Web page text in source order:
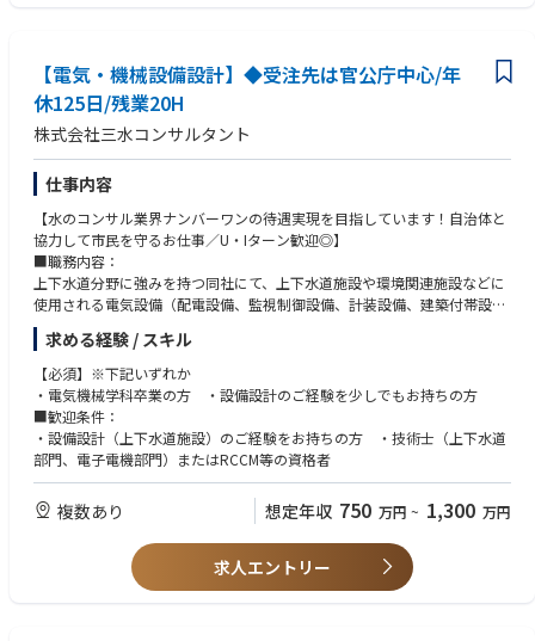
■同社について：
三水コンサルタントは50年以上、上水道・下水道・工業用水道の三つの水
に関する事業を展開しています。
「2025年日経コンストラクション」の建設コンサルタント部門売上高ラン
キング下水道部門、上水道部門でトップクラス！
また、女性の60％以上が技術職、2024年に続き2025年にも健康経営優良
法人継続認定済みと、働きやすさも自慢◎
・現場責任者として、品質管理、工程管理などを担っていただける方
【電気・機械設備設計】◆受注先は官公庁中心/年
休125日/残業20H
株式会社三水コンサルタント
仕事内容
【水のコンサル業界ナンバーワンの待遇実現を目指しています！自治体と
協力して市民を守るお仕事／U・Iターン歓迎◎】
■職務内容：
上下水道分野に強みを持つ同社にて、上下水道施設や環境関連施設などに
使用される電気設備（配電設備、監視制御設備、計装設備、建築付帯設備
等）、機械設備（空調、照明）の設計業務に携わっていただきます。
【具体的には】
・調査、診断
・法手続
・基本構想および基本計画策定
・基本設計、詳細設計 など
※新規案件が2割、既存案件が8割程度となります。
三水コンサルタントは50年以上、上水道・下水道・工業用水道の三つの水
に関する事業を展開しています。
「2025年日経コンストラクション」の建設コンサルタント部門売上高ラン
キング下水道部門、上水道部門でトップクラス！
また、女性の60％以上が技術職、2024年に続き2025年にも健康経営優良
求める経験 / スキル
【必須】※下記いずれか
・電気機械学科卒業の方 ・設備設計のご経験を少しでもお持ちの方
■歓迎条件：
・設備設計（上下水道施設）のご経験をお持ちの方 ・技術士（上下水道
部門、電子電機部門）またはRCCM等の資格者
複数あり 想定年収 750 万円 ~ 1,300 万円
求人エントリー